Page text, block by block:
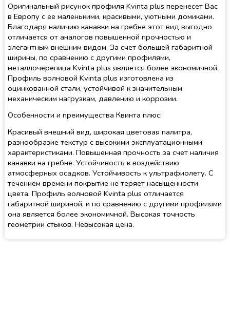
Оригинальный рисунок профиля Kvinta plus перенесет Вас
в Европу с ее маленькими, красивыми, уютными домиками.
Благодаря наличию канавки на гребне этот вид выгодно
отличается от аналогов повышенной прочностью и
элегантным внешним видом. За счет большей габаритной
ширины, по сравнению с другими профилями,
металлочерепица Kvinta plus является более экономичной.
Профиль волновой Kvinta plus изготовлена из
оцинкованной стали, устойчивой к значительным
механическим нагрузкам, давлению и коррозии.
Особенности и преимущества Квинта плюс:
Красивый внешний вид, широкая цветовая палитра,
разнообразие текстур с высокими эксплуатационными
характеристиками. Повышенная прочность за счет наличия
канавки на гребне. Устойчивость к воздействию
атмосферных осадков. Устойчивость к ультрафиолету. С
течением времени покрытие не теряет насыщенности
цвета. Профиль волновой Kvinta plus отличается
габаритной шириной, и по сравнению с другими профилями
она является более экономичной. Высокая точность
геометрии стыков. Невысокая цена.